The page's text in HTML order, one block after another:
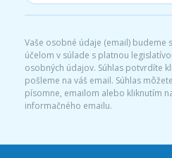
Vaše osobné údaje (email) budeme
účelom v súlade s platnou
osobných údajov. Súhlas potvrdíte
pošleme na váš email. Súhlas
písomne, emailom alebo kliknutím
informačného emailu.